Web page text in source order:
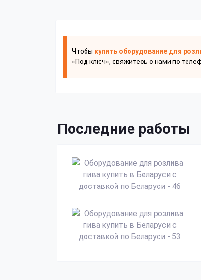
Чтобы купить оборудование для
«Под ключ», свяжитесь с нами по
Последние работы